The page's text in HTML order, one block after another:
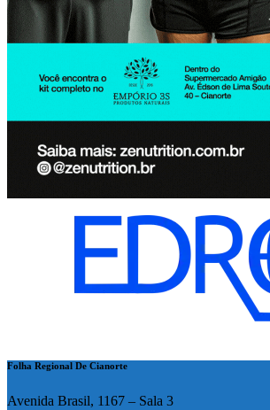
Folha Regional De Cianorte
Avenida Brasil, 1167 – Sala 3